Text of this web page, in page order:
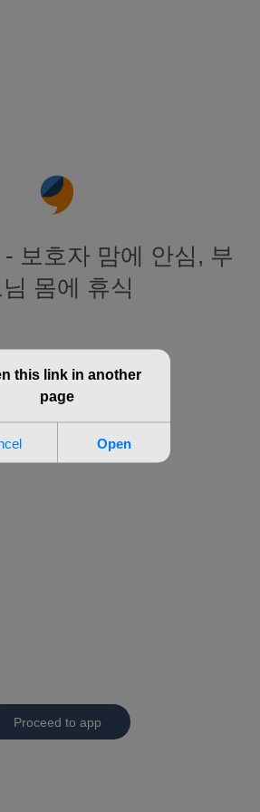
보호자 맘에 안심, 부
몸에 휴식
Proceed to app